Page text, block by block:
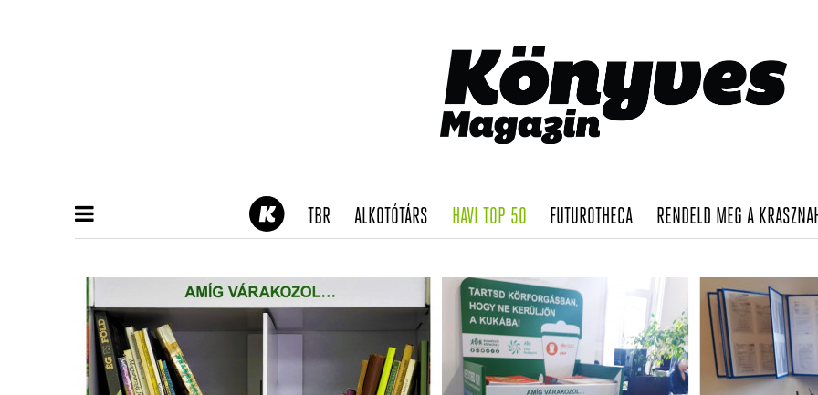
TBR(CURRENT)
ALKOTÓTÁRS(CURRENT)
HAVI TOP 50(CURRENT)
FUTUROTHECA(CURRENT)
RENDELD MEG A